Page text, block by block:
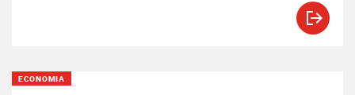
ECONOMIA